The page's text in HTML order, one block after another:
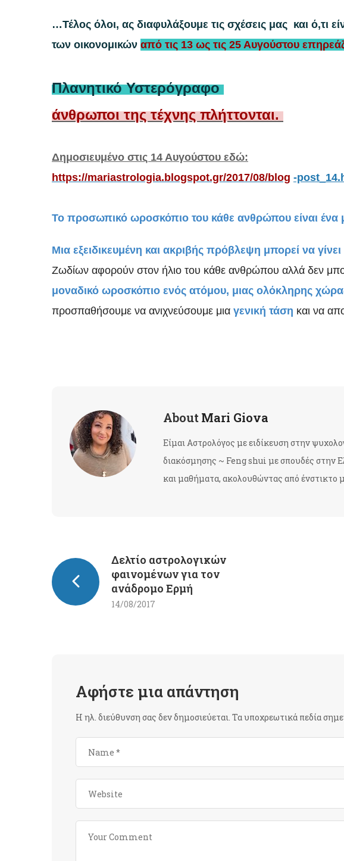
…Τέλος όλοι, ας διαφυλάξουμε τις σχέσεις μας και ό,τι
των οικονομικών από τις 13 ως τις 25 Αυγούστου
Πλανητικό Υστερόγραφο
άνθρωποι της τέχνης πλήττονται.
Δημοσιευμένο στις 14 Αυγούστου εδώ:
https://mariastrologia.blogspot.gr/2017/08/blog -
Το προσωπικό ωροσκόπιο του κάθε ανθρώπου είναι
Μια εξειδικευμένη και ακριβής πρόβλεψη μπορεί να
Ζωδίων αφορούν στον ήλιο του κάθε ανθρώπου αλλά δεν
μοναδικό ωροσκόπιο ενός ατόμου, μιας ολόκληρης
προσπαθήσουμε να ανιχνεύσουμε μια γενική τάση και να
AboutMari Giova
Είμαι Αστρολόγος με ειδίκευση στην
διακόσμησης ~ Feng shui με σπουδές στην
και μαθήματα, ακολουθώντας από ένστικτο
Δελτίο αστρολογικών
φαινομένων για τον
ανάδρομο Ερμή
14/08/2017
Αφήστε μια απάντηση
Η ηλ. διεύθυνση σας δεν δημοσιεύεται. Τα υποχρεωτικά πεδία